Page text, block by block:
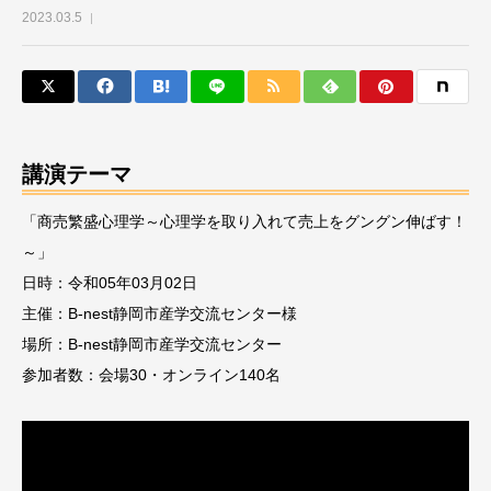
2023.03.5
講演テーマ
「商売繁盛心理学～心理学を取り入れて売上をグングン伸ばす！
～」
日時：令和05年03月02日
主催：B-nest静岡市産学交流センター様
場所：B-nest静岡市産学交流センター
参加者数：会場30・オンライン140名